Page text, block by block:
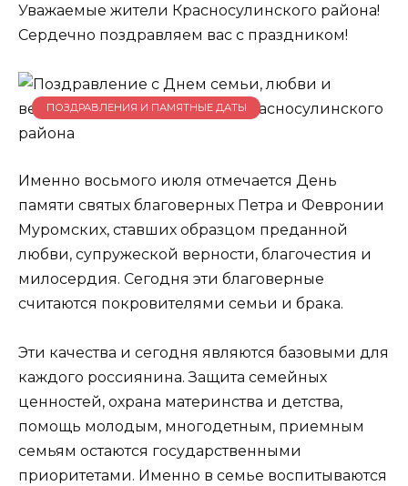
Уважаемые жители Красносулинского района!
Сердечно поздравляем вас с праздником!
ПОЗДРАВЛЕНИЯ И ПАМЯТНЫЕ ДАТЫ
Именно восьмого июля отмечается День
памяти святых благоверных Петра и Февронии
Муромских, ставших образцом преданной
любви, супружеской верности, благочестия и
милосердия. Сегодня эти благоверные
считаются покровителями семьи и брака.
Эти качества и сегодня являются базовыми для
каждого россиянина. Защита семейных
ценностей, охрана материнства и детства,
помощь молодым, многодетным, приемным
семьям остаются государственными
приоритетами. Именно в семье воспитываются